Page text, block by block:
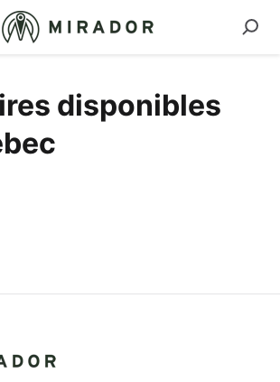
disponibles